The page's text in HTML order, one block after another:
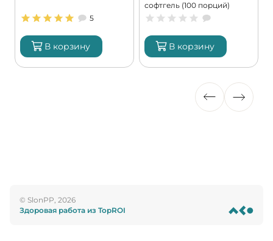
5
В корзину
софтгель (100 порций)
В корзину
© SlonPP, 2026
Здоровая работа из TopROI